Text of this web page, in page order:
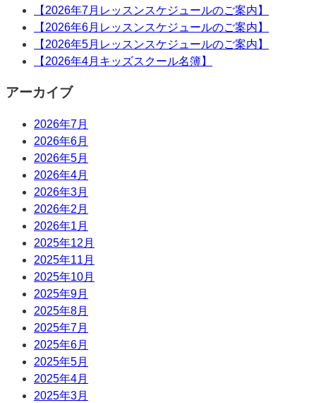
【2026年7月レッスンスケジュールのご案内】
【2026年6月レッスンスケジュールのご案内】
【2026年5月レッスンスケジュールのご案内】
【2026年4月キッズスクール名簿】
アーカイブ
2026年7月
2026年6月
2026年5月
2026年4月
2026年3月
2026年2月
2026年1月
2025年12月
2025年11月
2025年10月
2025年9月
2025年8月
2025年7月
2025年6月
2025年5月
2025年4月
2025年3月